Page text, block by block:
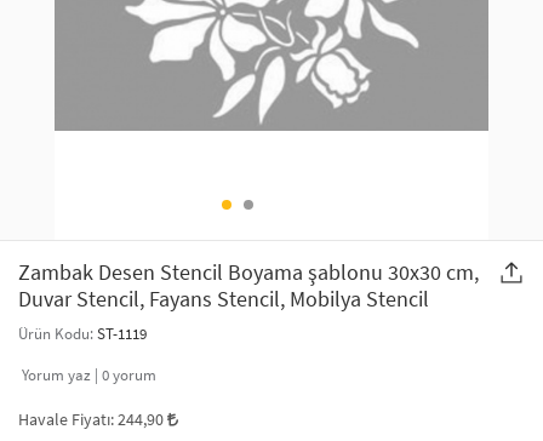
SAÇ AKSESUARLARI
GELİN / DÜĞÜN AKSESUARLARI
ŞAL VE FULAR
ODA KOKUSU VE MUM
Zambak Desen Stencil Boyama şablonu 30x30 cm,
Duvar Stencil, Fayans Stencil, Mobilya Stencil
Ürün Kodu:ST-1119
Yorum yaz | 0yorum
Havale Fiyatı:244,90